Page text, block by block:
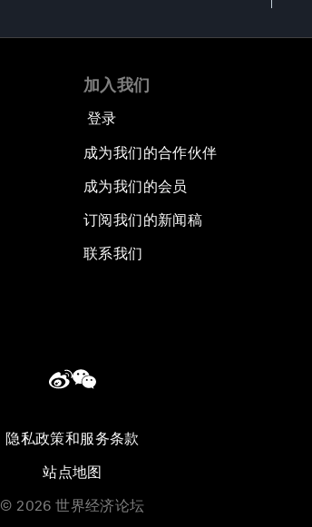
加入我们
登录
成为我们的合作伙伴
成为我们的会员
订阅我们的新闻稿
联系我们
隐私政策和服务条款
站点地图
© 2026 世界经济论坛